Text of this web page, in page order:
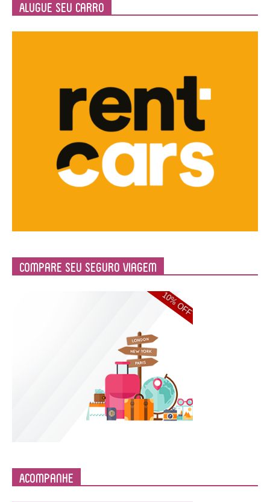
Alugue seu Carro
Compare Seu Seguro Viagem
Acompanhe